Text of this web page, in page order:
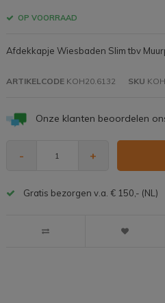
OP VOORRAAD
Afdekkapje Wiesbaden Slim tbv
ARTIKELCODEKOH20.6132 SKU
Onze klanten beoordelen
- +
Gratis bezorgen v.a. € 150,- (NL)